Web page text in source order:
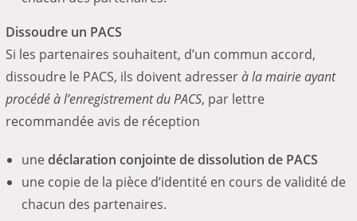
Dissoudre un PACS
Si les partenaires souhaitent, d’un commun accord,
dissoudre le PACS, ils doivent adresserà la mairie ayant
procédé à l’enregistrement du PACS, par lettre
recommandée avis de réception
une déclaration conjointe de dissolution de PACS
une copie de la pièce d’identité en cours de validité de
chacun des partenaires.